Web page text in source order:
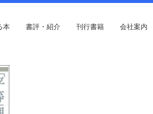
本 書評・紹介 刊行書籍 会社案内